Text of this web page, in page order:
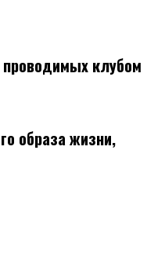
проводимых клубом
образа жизни,